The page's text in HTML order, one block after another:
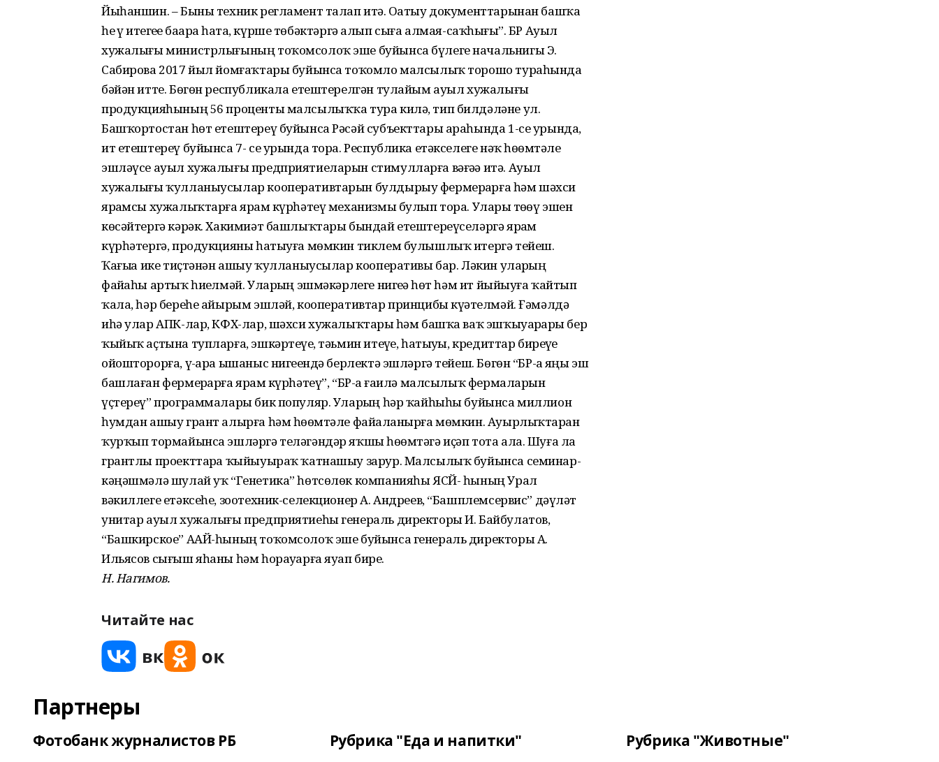
Йыһаншин. – Быны техник регламент талап итә. Оҙатыу документтарынан башҡа
һеҙ үҙ итегеҙҙе баҙарҙа һата, күрше төбәктәргә алып сыға алмая-саҡһығыҙ”. БР Ауыл
хужалығы министрлығының тоҡомсолоҡ эше буйынса бүлеге начальнигы Э.
Сабирова 2017 йыл йомғаҡтары буйынса тоҡомло малсылыҡ торошо тураһында
бәйән итте. Бөгөн республикала етештерелгән тулайым ауыл хужалығы
продукцияһының 56 проценты малсылыҡҡа тура килә, тип билдәләне ул.
Башҡортостан һөт етештереү буйынса Рәсәй субъекттары араһында 1-се урында,
ит етештереү буйынса 7- се урында тора. Республика етәкселеге нәҡ һөҙөмтәле
эшләүсе ауыл хужалығы предприятиеларын стимулларға вәғәҙә итә. Ауыл
хужалығы ҡулланыусылар кооперативтарын булдырыу фермерҙарға һәм шәхси
ярҙамсы хужалыҡтарға ярҙам күрһәтеү механизмы булып тора. Уларҙы төҙөү эшен
көсәйтергә кәрәк. Хакимиәт башлыҡтары бындай етештереүселәргә ярҙам
күрһәтергә, продукцияны һатыуға мөмкин тиклем булышлыҡ итергә тейеш.
Ҡағыҙҙа ике тиҫтәнән ашыу ҡулланыусылар кооперативы бар. Ләкин уларҙың
файҙаһы артыҡ һиҙелмәй. Уларҙың эшмәкәрлеге нигеҙҙә һөт һәм ит йыйыуға ҡайтып
ҡала, һәр береһе айырым эшләй, кооперативтар принцибы күҙәтелмәй. Ғәмәлдә
иһә улар АПК-лар, КФХ-лар, шәхси хужалыҡтарҙы һәм башҡа ваҡ эшҡыуарҙарҙы бер
ҡыйыҡ аҫтына тупларға, эшкәртеүҙе, тәьмин итеүҙе, һатыуҙы, кредиттар биреүҙе
ойошторорға, үҙ-ара ышаныс нигеҙендә берлектә эшләргә тейеш. Бөгөн “БР-ҙа яңы эш
башлаған фермерҙарға ярҙам күрһәтеү”, “БР-ҙа ғаилә малсылыҡ фермаларын
үҫтереү” программалары бик популяр. Уларҙың һәр ҡайһыһы буйынса миллион
һумдан ашыу грант алырға һәм һөҙөмтәле файҙаланырға мөмкин. Ауырлыҡтарҙан
ҡурҡып тормайынса эшләргә теләгәндәр яҡшы һөҙөмтәгә иҫәп тота ала. Шуға ла
грантлы проекттарҙа ҡыйыуыраҡ ҡатнашыу зарур. Малсылыҡ буйынса семинар-
кәңәшмәлә шулай уҡ “Генетика” һөтсөлөк компанияһы ЯСЙ- һының Урал
вәкиллеге етәксеһе, зоотехник-селекционер А. Андреев, “Башплемсервис” дәүләт
унитар ауыл хужалығы предприятиеһы генераль директоры И. Байбулатов,
“Башкирское” ААЙ-һының тоҡомсолоҡ эше буйынса генераль директоры А.
Ильясов сығыш яһаны һәм һорауҙарға яуап бирҙе.
Н. Нагимов.
Читайте нас
Партнеры
Фотобанк журналистов РБ Рубрика "Еда и напитки" Рубрика "Животные"